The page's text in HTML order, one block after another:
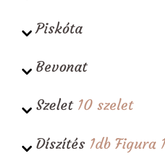
Piskóta
Bevonat
Szelet 10 szelet
Díszítés 1db Figura